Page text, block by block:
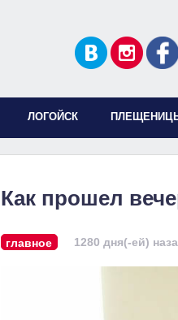
ЛОГОЙСК
Как прошел
главное 1280 дня(-ей)